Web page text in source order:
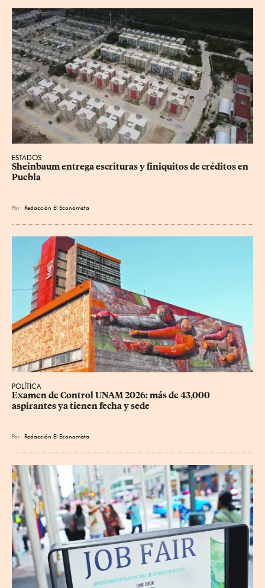
ESTADOS
Sheinbaum entrega escrituras y finiquitos de créditos en
Puebla
Por Redacción El Economista
POLÍTICA
Examen de Control UNAM 2026: más de 43,000
aspirantes ya tienen fecha y sede
Por Redacción El Economista